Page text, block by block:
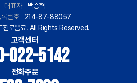
대표자
백승혁
록번호
214-87-88057
로음료. All Rights Reserved.
고객센터
022-5142
전화주문